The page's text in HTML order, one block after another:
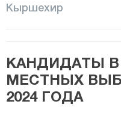
МУДЖУР
Коджаэли
Конья
Кютахья
Кыршехир
КАНДИДАТЫ
МЕСТНЫХ
2024 ГОДА